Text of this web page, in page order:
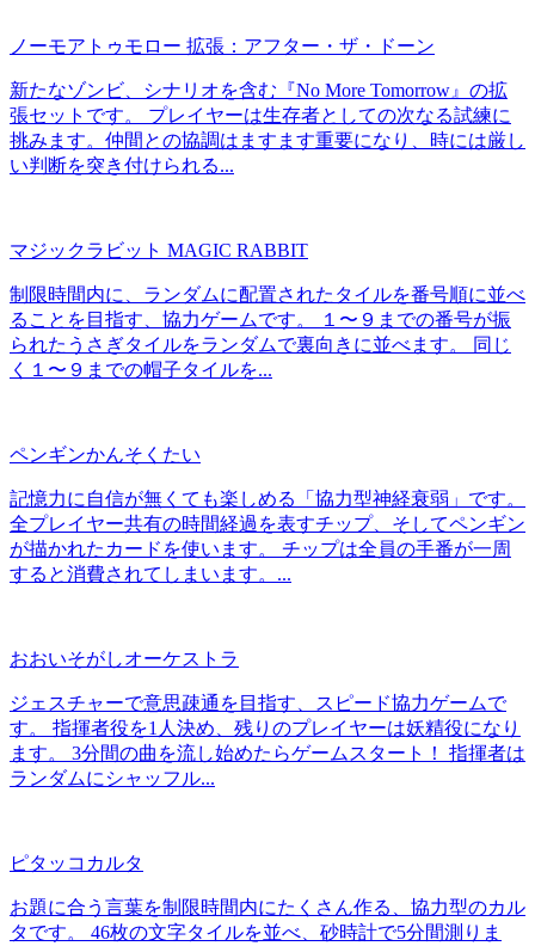
ノーモアトゥモロー 拡張：アフター・ザ・ドーン
新たなゾンビ、シナリオを含む『No More Tomorrow』の拡
張セットです。 プレイヤーは生存者としての次なる試練に
挑みます。仲間との協調はますます重要になり、時には厳し
い判断を突き付けられる...
マジックラビット MAGIC RABBIT
制限時間内に、ランダムに配置されたタイルを番号順に並べ
ることを目指す、協力ゲームです。 １〜９までの番号が振
られたうさぎタイルをランダムで裏向きに並べます。 同じ
く１〜９までの帽子タイルを...
ペンギンかんそくたい
記憶力に自信が無くても楽しめる「協力型神経衰弱」です。
全プレイヤー共有の時間経過を表すチップ、そしてペンギン
が描かれたカードを使います。 チップは全員の手番が一周
すると消費されてしまいます。...
おおいそがしオーケストラ
ジェスチャーで意思疎通を目指す、スピード協力ゲームで
す。 指揮者役を1人決め、残りのプレイヤーは妖精役になり
ます。 3分間の曲を流し始めたらゲームスタート！ 指揮者は
ランダムにシャッフル...
ピタッコカルタ
お題に合う言葉を制限時間内にたくさん作る、協力型のカル
タです。 46枚の文字タイルを並べ、砂時計で5分間測りま